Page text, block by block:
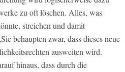
zu oft löschen. Alles, was
streichen und damit
behaupten zwar, dass dieses neue
ausweiten wird.
hinaus, dass durch die